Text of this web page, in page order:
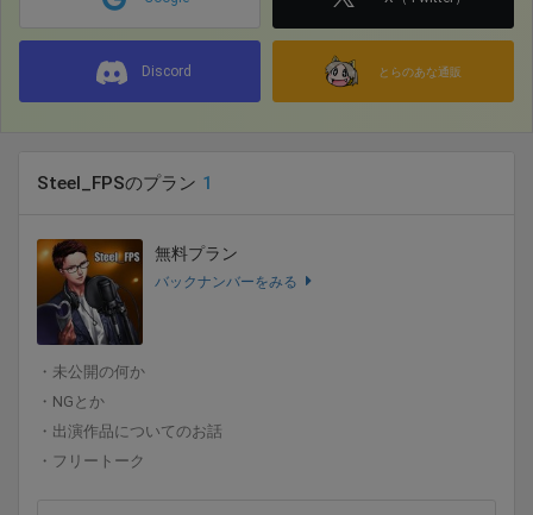
アニメ『逆面』……坊主役
GTA5動画『昨日までの僕はクズでした』……青年 役
近畿地方 野外イベント PV音声
YoutubeCM PV音声2件
Discord とらのあな通販
Steel_FPSのプラン 1
無料プラン
バックナンバーをみる
・未公開の何か
・NGとか
・出演作品についてのお話
・フリートーク